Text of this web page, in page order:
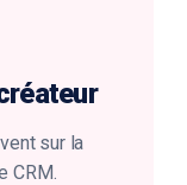
sur la
CRM.